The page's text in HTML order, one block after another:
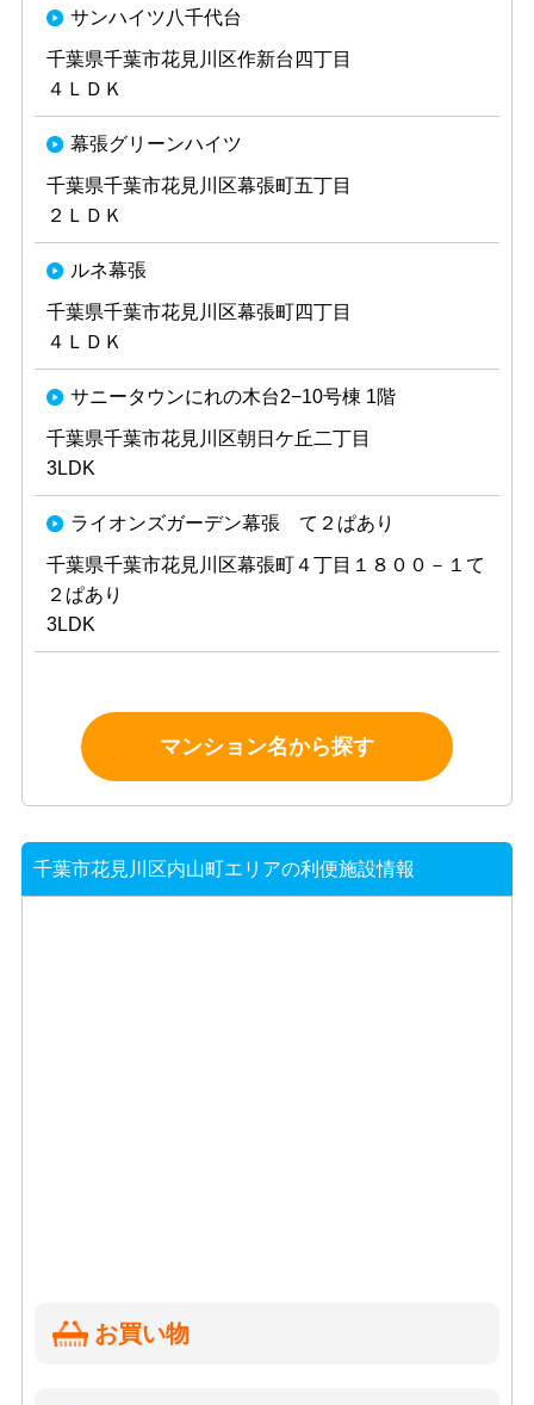
サンハイツ八千代台
千葉県千葉市花見川区作新台四丁目
４ＬＤＫ
幕張グリーンハイツ
千葉県千葉市花見川区幕張町五丁目
２ＬＤＫ
ルネ幕張
千葉県千葉市花見川区幕張町四丁目
４ＬＤＫ
サニータウンにれの木台2−10号棟 1階
千葉県千葉市花見川区朝日ケ丘二丁目
3LDK
ライオンズガーデン幕張 て２ぱあり
千葉県千葉市花見川区幕張町４丁目１８００－１て
２ぱあり
3LDK
マンション名から探す
千葉市花見川区内山町エリアの利便施設情報
お買い物